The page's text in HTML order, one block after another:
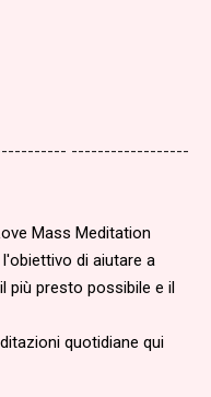
------------------
Mass Meditation
di aiutare a
più presto possibile e il
quotidiane qui